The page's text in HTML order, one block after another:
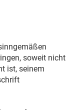
soweit nicht
ist, seinem